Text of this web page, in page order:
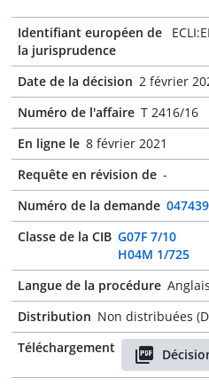
Identifiant européen de
la jurisprudence
Date de la décision 2 février
Numéro de l'affaire T 2416/16
En ligne le 8 février 2021
Requête en révision de -
Numéro de la demande
Classe de la CIB G07F 7/10
H04M 1/725
Langue de la procédure Anglais
Distribution Non distribuées
Téléchargement